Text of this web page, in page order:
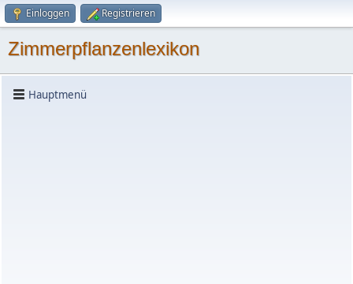
Einloggen Registrieren
Zimmerpflanzenlexikon
Hauptmenü